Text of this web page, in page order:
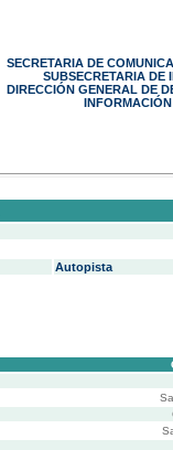
SECRETARIA DE
SUBSECRETARIA DE
DIRECCIÓN GENERAL DE
Autopista